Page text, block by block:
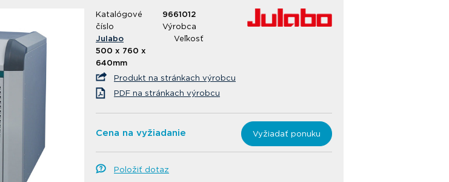
Katalógové
číslo
9661012
Výrobca
Julabo
Veľkosť
500 x 760 x
640mm
Produkt na stránkach výrobcu
PDF na stránkach výrobcu
Cena na vyžiadanie Vyžiadať ponuku
Položiť dotaz